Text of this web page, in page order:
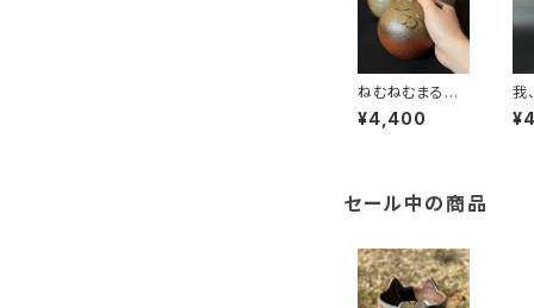
ねむねむまる猫
｜備前焼｜Kizu
ki Miyako｜末
¥4,400
我
セール中の商品